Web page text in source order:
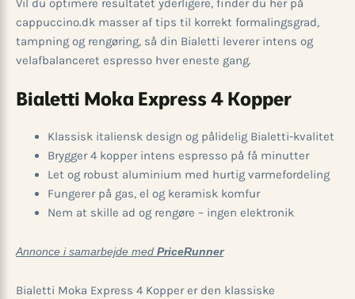
Vil du optimere resultatet yderligere, finder du her på
cappuccino.dk masser af tips til korrekt formalingsgrad,
tampning og rengøring, så din Bialetti leverer intens og
velafbalanceret espresso hver eneste gang.
Bialetti Moka Express 4 Kopper
Klassisk italiensk design og pålidelig Bialetti-kvalitet
Brygger 4 kopper intens espresso på få minutter
Let og robust aluminium med hurtig varmefordeling
Fungerer på gas, el og keramisk komfur
Nem at skille ad og rengøre – ingen elektronik
Annonce i samarbejde med PriceRunner
Bialetti Moka Express 4 Kopper er den klassiske